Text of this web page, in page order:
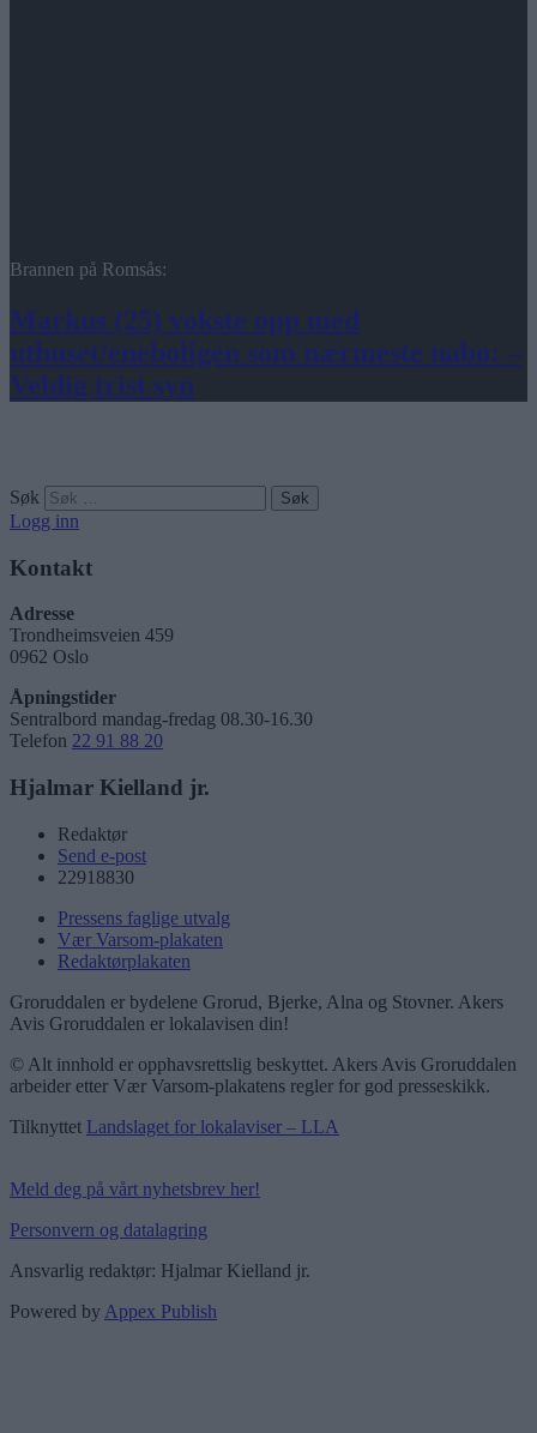
Brannen på Romsås:
Markus (25) vokste opp med
uthuset/eneboligen som nærmeste nabo: –
Veldig trist syn
Søk
Logg inn
Kontakt
Adresse
Trondheimsveien 459
0962 Oslo
Åpningstider
Sentralbord mandag-fredag 08.30-16.30
Telefon 22 91 88 20
Hjalmar Kielland jr.
Redaktør
Send e-post
22918830
Pressens faglige utvalg
Vær Varsom-plakaten
Redaktørplakaten
Groruddalen er bydelene Grorud, Bjerke, Alna og Stovner. Akers
Avis Groruddalen er lokalavisen din!
© Alt innhold er opphavsrettslig beskyttet. Akers Avis Groruddalen
arbeider etter Vær Varsom-plakatens regler for god presseskikk.
Tilknyttet Landslaget for lokalaviser – LLA
Meld deg på vårt nyhetsbrev her!
Personvern og datalagring
Ansvarlig redaktør: Hjalmar Kielland jr.
Powered by Appex Publish